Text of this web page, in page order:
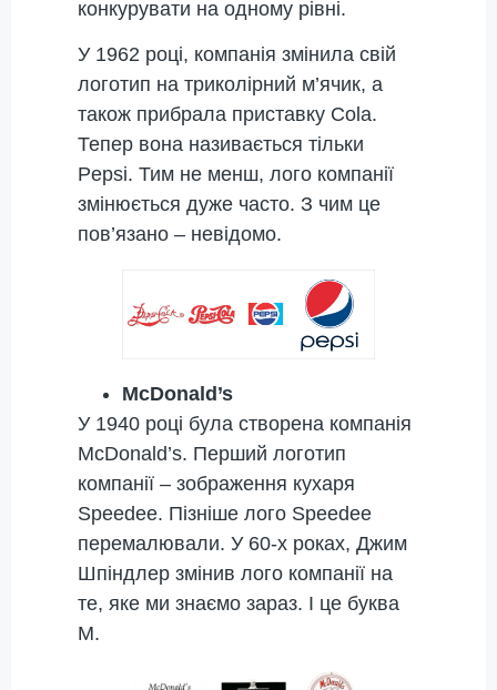
конкурувати на одному рівні.
У 1962 році, компанія змінила свій
логотип на триколірний м’ячик, а
також прибрала приставку Cola.
Тепер вона називається тільки
Pepsi. Тим не менш, лого компанії
змінюється дуже часто. З чим це
пов’язано – невідомо.
McDonald’s
У 1940 році була створена компанія
McDonald’s. Перший логотип
компанії – зображення кухаря
Speedee. Пізніше лого Speedee
перемалювали. У 60-х роках, Джим
Шпіндлер змінив лого компанії на
те, яке ми знаємо зараз. І це буква
M.